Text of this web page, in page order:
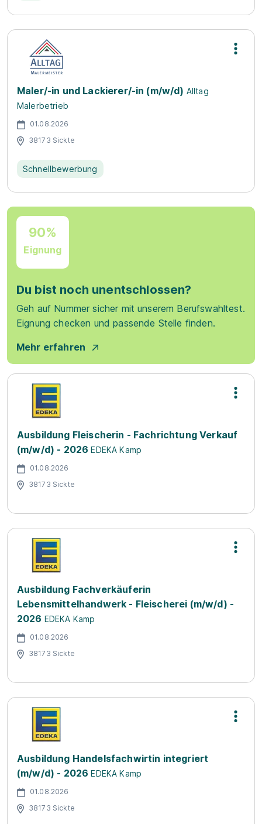
Maler/-in und Lackierer/-in (m/w/d) Alltag
Malerbetrieb
01.08.2026
38173 Sickte
Schnellbewerbung
90%
Eignung
Du bist noch unentschlossen?
Geh auf Nummer sicher mit unserem Berufswahltest.
Eignung checken und passende Stelle finden.
Mehr erfahren
Ausbildung Fleischerin - Fachrichtung Verkauf
(m/w/d) - 2026 EDEKA Kamp
01.08.2026
38173 Sickte
Ausbildung Fachverkäuferin
Lebensmittelhandwerk - Fleischerei (m/w/d) -
2026 EDEKA Kamp
01.08.2026
38173 Sickte
Ausbildung Handelsfachwirtin integriert
(m/w/d) - 2026 EDEKA Kamp
01.08.2026
38173 Sickte